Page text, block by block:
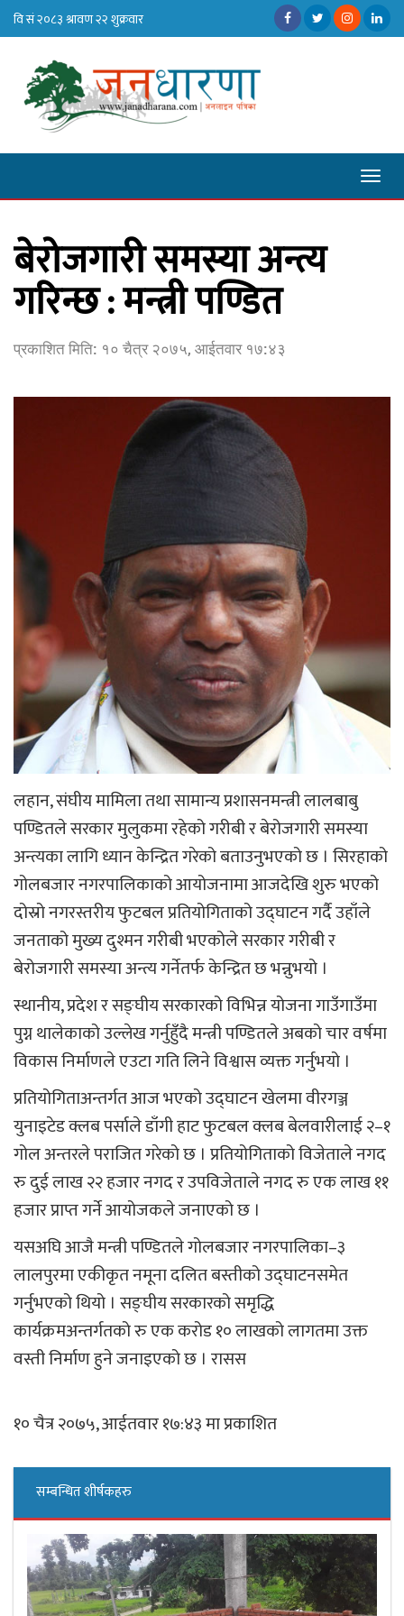
बेरोजगारी समस्या अन्त्य
गरिन्छ : मन्त्री पण्डित
प्रकाशित मिति: १० चैत्र २०७५, आईतवार १७:४३
लहान, संघीय मामिला तथा सामान्य प्रशासनमन्त्री लालबाबु
पण्डितले सरकार मुलुकमा रहेको गरीबी र बेरोजगारी समस्या
अन्त्यका लागि ध्यान केन्द्रित गरेको बताउनुभएको छ । सिरहाको
गोलबजार नगरपालिकाको आयोजनामा आजदेखि शुरु भएको
दोस्रो नगरस्तरीय फुटबल प्रतियोगिताको उद्घाटन गर्दै उहाँले
जनताको मुख्य दुश्मन गरीबी भएकोले सरकार गरीबी र
बेरोजगारी समस्या अन्त्य गर्नेतर्फ केन्द्रित छ भन्नुभयो ।
स्थानीय, प्रदेश र सङ्घीय सरकारको विभिन्न योजना गाउँगाउँमा
पुग्न थालेकाको उल्लेख गर्नुहुँदै मन्त्री पण्डितले अबको चार वर्षमा
विकास निर्माणले एउटा गति लिने विश्वास व्यक्त गर्नुभयो ।
प्रतियोगिताअन्तर्गत आज भएको उद्घाटन खेलमा वीरगञ्ज
युनाइटेड क्लब पर्साले डाँगी हाट फुटबल क्लब बेलवारीलाई २–१
गोल अन्तरले पराजित गरेको छ । प्रतियोगिताको विजेताले नगद
रु दुई लाख २२ हजार नगद र उपविजेताले नगद रु एक लाख ११
हजार प्राप्त गर्ने आयोजकले जनाएको छ ।
यसअघि आजै मन्त्री पण्डितले गोलबजार नगरपालिका–३
लालपुरमा एकीकृत नमूना दलित बस्तीको उद्घाटनसमेत
गर्नुभएको थियो । सङ्घीय सरकारको समृद्धि
कार्यक्रमअन्तर्गतको रु एक करोड १० लाखको लागतमा उक्त
वस्ती निर्माण हुने जनाइएको छ । रासस
१० चैत्र २०७५, आईतवार १७:४३ मा प्रकाशित
सम्बन्धित शीर्षकहरु